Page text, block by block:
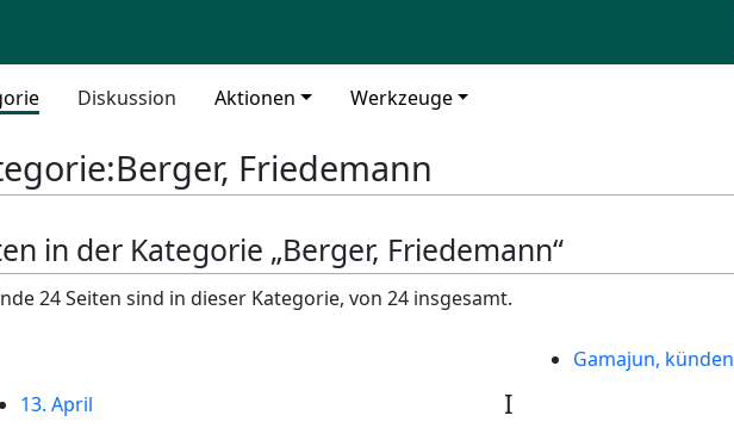
Diskussion Aktionen Werkzeuge
:Berger, Friedemann
in der Kategorie „Berger, Friedemann“
24 Seiten sind in dieser Kategorie, von 24 insgesamt.
13. April
Gamajun,
I